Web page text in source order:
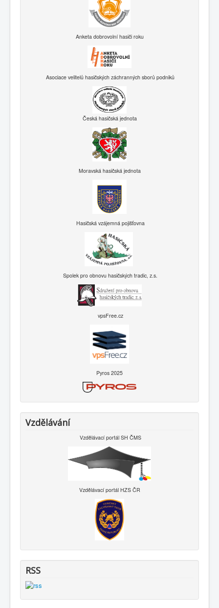
Anketa dobrovolní hasiči roku
Asociace velitelů hasičských záchranných sborů podniků
Česká hasičská jednota
Moravská hasičská jednota
Hasičská vzájemná pojišťovna
Spolek pro obnovu hasičských tradic, z.s.
vpsFree.cz
Pyros 2025
Vzdělávání
Vzdělávací portál SH ČMS
Vzdělávací portál HZS ČR
RSS